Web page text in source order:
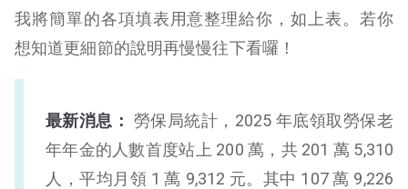
我將簡單的各項填表用意整理給你，如上表。若你
想知道更細節的說明再慢慢往下看囉！
最新消息： 勞保局統計，2025 年底領取勞保老
年年金的人數首度站上 200 萬，共 201 萬 5,310
人，平均月領 1 萬 9,312 元。其中 107 萬 9,226